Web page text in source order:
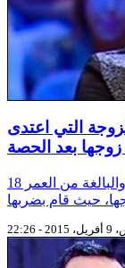
التي اعتدى
تعرضت ضيفة برنامج عندي ما نقلك "أحلام" والبالغة من العمر 18